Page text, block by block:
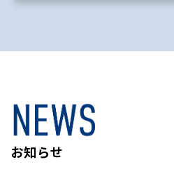
お知らせ